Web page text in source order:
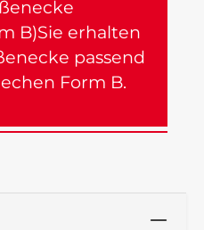
B)Sie erhalten
passend
Form B.